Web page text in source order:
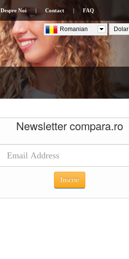
Despre Noi | Contact | FAQ
Dolar
Romanian
Newsletter compara.ro
Inscrie